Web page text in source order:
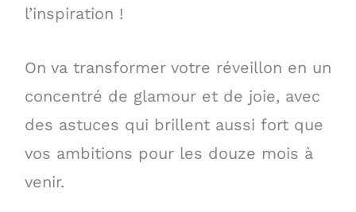
l’inspiration !
On va transformer votre réveillon en un
concentré de glamour et de joie, avec
des astuces qui brillent aussi fort que
vos ambitions pour les douze mois à
venir.